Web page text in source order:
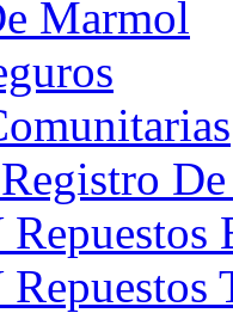
Marmol